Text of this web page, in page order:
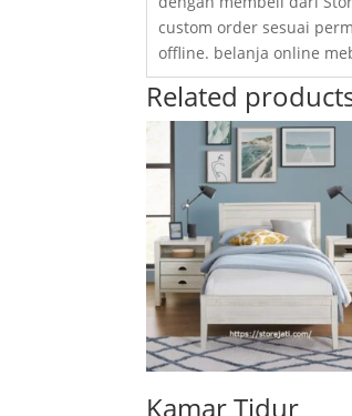
custom order sesuai
offline. belanja online
Related
Kamar Tidur